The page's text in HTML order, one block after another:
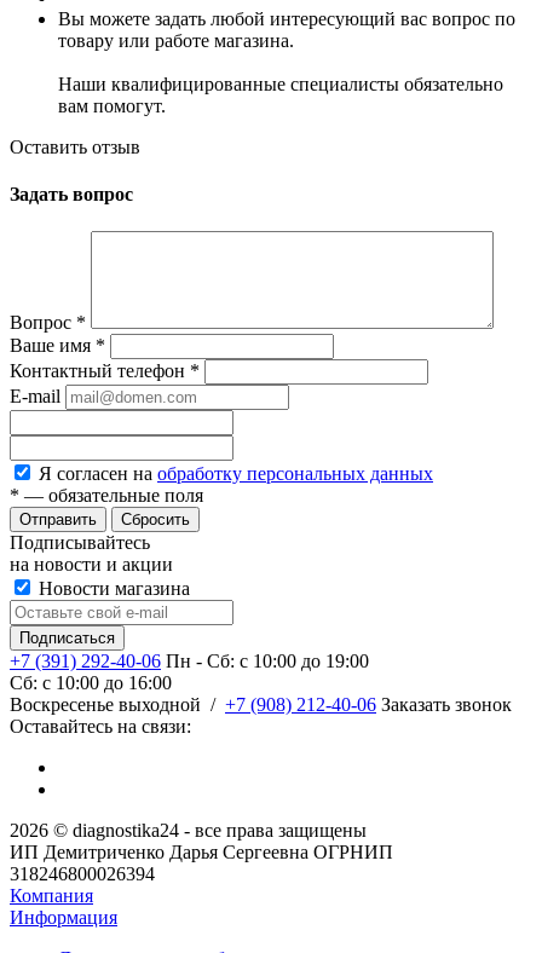
Вы можете задать любой интересующий вас вопрос по
товару или работе магазина.
Наши квалифицированные специалисты обязательно
вам помогут.
Оставить отзыв
Задать вопрос
Вопрос *
Ваше имя *
Контактный телефон *
E-mail
Я согласен на обработку персональных данных
* — обязательные поля
Сбросить
Подписывайтесь
на новости и акции
Новости магазина
+7 (391) 292-40-06 Пн - Сб: c 10:00 до 19:00
Сб: c 10:00 до 16:00
​Воскресенье выходной / +7 (908) 212-40-06 Заказать звонок
Оставайтесь на связи:
2026 © diagnostika24 - все права защищены
ИП Демитриченко Дарья Сергеевна ОГРНИП
318246800026394
Компания
Информация